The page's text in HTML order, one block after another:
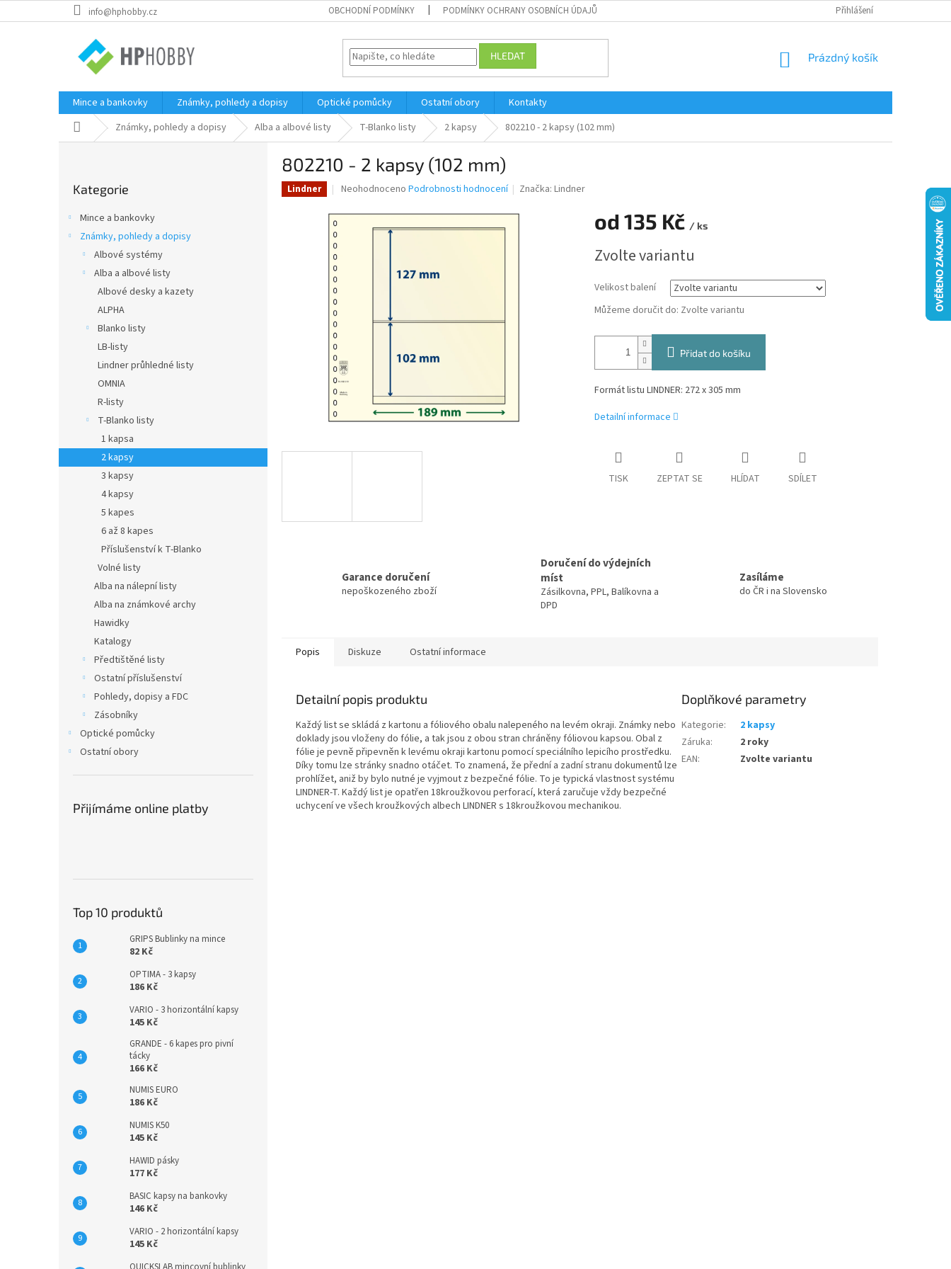
na
info@hphobby.cz OBCHODNÍ PODMÍNKY PODMÍNKY OCHRANY OSOBNÍCH ÚDAJŮ Přihlášení
HLEDAT
NÁKUPNÍ
Prázdný košík
Mince a bankovky Známky, pohledy a dopisy Optické pomůcky Ostatní obory
Kontakty
Domů Známky, pohledy a dopisy Alba a albové listy T-Blanko listy 2 kapsy 802210 - 2 kapsy (102 mm)
kategorie
Kategorie
Mince a bankovky
Známky, pohledy a dopisy
Albové systémy
Alba a albové listy
Albové desky a kazety
ALPHA
Blanko listy
LB-listy
Lindner průhledné listy
OMNIA
R-listy
T-Blanko listy
1 kapsa
2 kapsy
3 kapsy
4 kapsy
5 kapes
6 až 8 kapes
Příslušenství k T-Blanko
Volné listy
Alba na nálepní listy
Alba na známkové archy
Hawidky
Katalogy
Předtištěné listy
Ostatní příslušenství
Pohledy, dopisy a FDC
Zásobníky
Optické pomůcky
Ostatní obory
Přijímáme online platby
Top 10 produktů
GRIPS Bublinky na mince
82 Kč
OPTIMA - 3 kapsy
186 Kč
VARIO - 3 horizontální kapsy
145 Kč
GRANDE - 6 kapes pro pivní
tácky
166 Kč
NUMIS EURO
186 Kč
NUMIS K50
145 Kč
HAWID pásky
177 Kč
BASIC kapsy na bankovky
146 Kč
VARIO - 2 horizontální kapsy
145 Kč
802210 - 2 kapsy (102 mm)
Lindner
Průměrné
produktu
Neohodnoceno Podrobnosti hodnocení Značka:Lindner
od 135 Kč / ks
cena:
Zvolte variantu
Velikost balení
Můžeme doručit do: Zvolte variantu
Přidat do košíku
Formát listu LINDNER: 272 x 305 mm
Detailní informace
TISK ZEPTAT SE HLÍDAT SDÍLET
Garance doručení
nepoškozeného zboží
Doručení do výdejních
míst
Zásilkovna, PPL, Balíkovna a
DPD
Zasíláme
do ČR i na Slovensko
Popis Diskuze Ostatní informace
Detailní popis produktu
Každý list se skládá z kartonu a fóliového obalu nalepeného na levém okraji. Známky nebo
doklady jsou vloženy do fólie, a tak jsou z obou stran chráněny fóliovou kapsou. Obal z
fólie je pevně připevněn k levému okraji kartonu pomocí speciálního lepicího prostředku.
Díky tomu lze stránky snadno otáčet. To znamená, že přední a zadní stranu dokumentů lze
prohlížet, aniž by bylo nutné je vyjmout z bezpečné fólie. To je typická vlastnost systému
LINDNER-T. Každý list je opatřen 18kroužkovou perforací, která zaručuje vždy bezpečné
uchycení ve všech kroužkových albech LINDNER s 18kroužkovou mechanikou.
Doplňkové parametry
Kategorie:
2 kapsy
Záruka:
2 roky
EAN: Zvolte variantu